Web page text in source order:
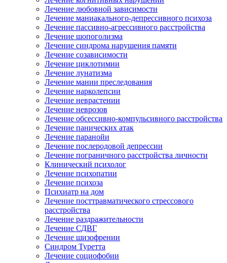
Лечение любовной зависимости
Лечение маниакального-депрессивного психоза
Лечение пассивно-агрессивного расстройства
Лечение шопоголизма
Лечение синдрома нарушения памяти
Лечение созависимости
Лечение циклотимии
Лечение лунатизма
Лечение мании преследования
Лечение нарколепсии
Лечение неврастении
Лечение неврозов
Лечение обсессивно-компульсивного расстройства
Лечение панических атак
Лечение паранойи
Лечение послеродовой депрессии
Лечение пограничного расстройства личности
Клинический психолог
Лечение психопатии
Лечение психоза
Психиатр на дом
Лечение посттравматического стрессового
расстройства
Лечение раздражительности
Лечение СДВГ
Лечение шизофрении
Синдром Туретта
Лечение социофобии